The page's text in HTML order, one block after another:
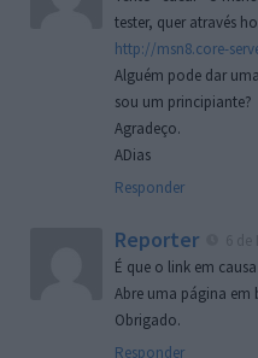
tester, quer através
http://msn8.core-
Alguém pode dar
sou um principiante?
Agradeço.
ADias
Responder
Reporter
É que o link em
Abre uma página em
Obrigado.
Responder